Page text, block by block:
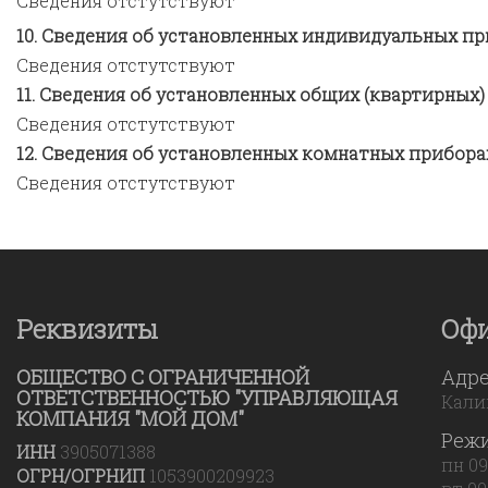
Сведения об установленных индивидуальных
Сведения отстутствуют
Сведения об установленных общих
Сведения отстутствуют
Сведения об установленных комнатных
Сведения отстутствуют
Реквизиты
ОБЩЕСТВО С ОГРАНИЧЕННОЙ
ОТВЕТСТВЕННОСТЬЮ "УПРАВЛЯЮЩАЯ
КОМПАНИЯ "МОЙ ДОМ"
ИНН 3905071388
ОГРН/ОГРНИП 1053900209923
пн